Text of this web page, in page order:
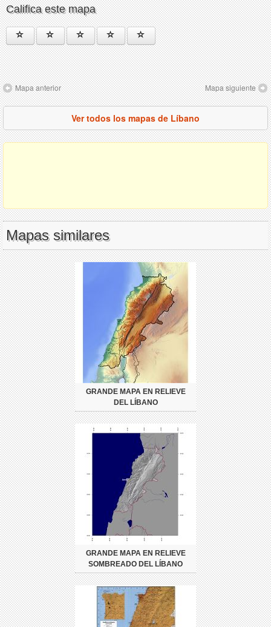
Califica este mapa
Mapa anterior Mapa siguiente
Ver todos los mapas de Líbano
Mapas similares
GRANDE MAPA EN RELIEVE
DEL LÍBANO
GRANDE MAPA EN RELIEVE
SOMBREADO DEL LÍBANO